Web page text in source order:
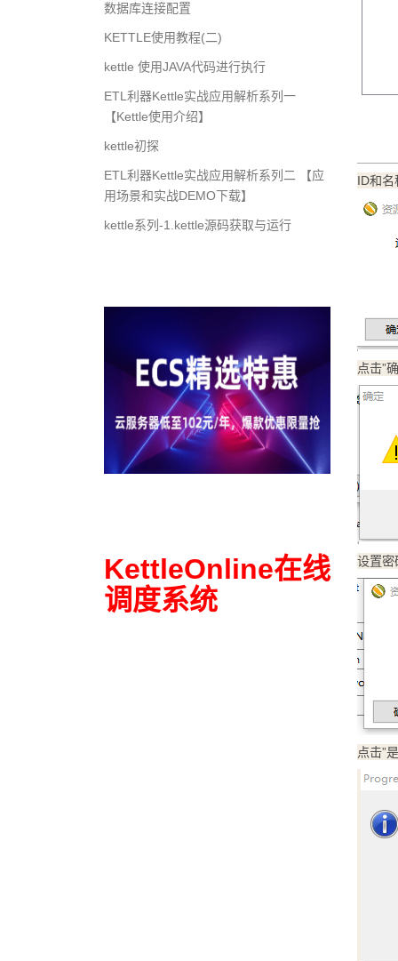
数据库连接配置
KETTLE使用教程(二)
kettle 使用JAVA代码进行执行
ETL利器Kettle实战应用解析系列一
【Kettle使用介绍】
kettle初探
ETL利器Kettle实战应用解析系列二 【应
用场景和实战DEMO下载】
kettle系列-1.kettle源码获取与运行
KettleOnline在线
调度系统
ID和名
点击”
设置密
点击”